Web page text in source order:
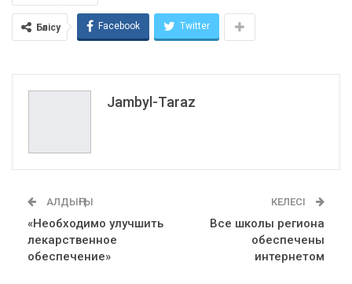
Бөлісу Facebook Twitter
Jambyl-Taraz
АЛДЫҢҒЫ
«Необходимо улучшить
лекарственное
обеспечение»
КЕЛЕСІ
Все школы региона
обеспечены
интернетом